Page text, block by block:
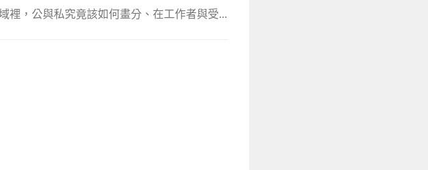
裡，公與私究竟該如何畫分、在工作者與受...